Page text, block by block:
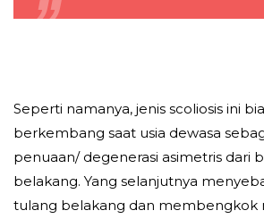
Seperti namanya, jenis scoliosis ini
berkembang saat usia dewasa
penuaan/ degenerasi asimetris dari
belakang. Yang selanjutnya
tulang belakang dan